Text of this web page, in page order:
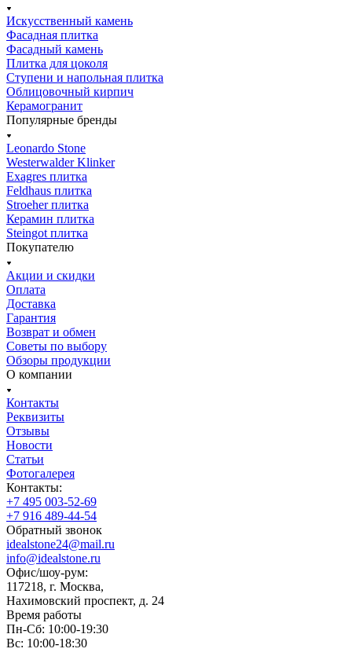
Искусственный камень
Фасадная плитка
Фасадный камень
Плитка для цоколя
Ступени и напольная плитка
Облицовочный кирпич
Керамогранит
Популярные бренды
Leonardo Stone
Westerwalder Klinker
Exagres плитка
Feldhaus плитка
Stroeher плитка
Керамин плитка
Steingot плитка
Покупателю
Акции и скидки
Оплата
Доставка
Гарантия
Возврат и обмен
Советы по выбору
Обзоры продукции
О компании
Контакты
Реквизиты
Отзывы
Новости
Статьи
Фотогалерея
Контакты:
+7 495 003-52-69
+7 916 489-44-54
Обратный звонок
idealstone24@mail.ru
info@idealstone.ru
Офис/шоу-рум:
117218, г. Москва,
Нахимовский проспект, д. 24
Время работы
Пн-Сб: 10:00-19:30
Вс: 10:00-18:30